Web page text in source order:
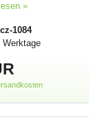
»
cz-1084
Werktage